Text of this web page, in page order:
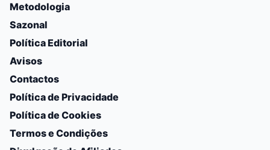
Metodologia
Sazonal
Política Editorial
Avisos
Contactos
Política de Privacidade
Política de Cookies
Termos e Condições